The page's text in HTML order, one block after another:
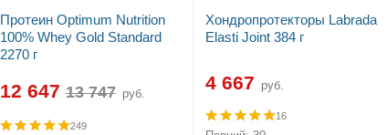
Протеин Optimum Nutrition
100% Whey Gold Standard
2270 г
12 647 руб.
249
Хондропротекторы Labrada
Elasti Joint 384 г
4 667 руб.
16